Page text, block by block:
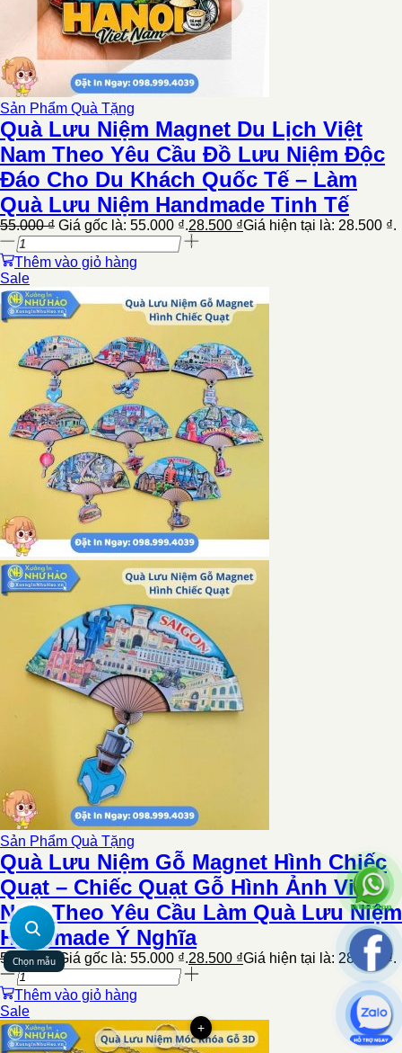
Sản Phẩm Quà Tặng
Quà Lưu Niệm Magnet Du Lịch Việt
Nam Theo Yêu Cầu Đồ Lưu Niệm Độc
Đáo Cho Du Khách Quốc Tế – Làm
Quà Lưu Niệm Handmade Tinh Tế
55.000₫ Giá gốc là: 55.000 ₫.28.500 ₫Giá hiện tại là: 28.500 ₫.
Thêm vào giỏ hàng
Sale
Sản Phẩm Quà Tặng
Quà Lưu Niệm Gỗ Magnet Hình Chiếc
Quạt – Chiếc Quạt Gỗ Hình Ảnh Việt
Nam Theo Yêu Cầu Làm Quà Lưu Niệm
Handmade Ý Nghĩa
55.000₫ Giá gốc là: 55.000 ₫.28.500 ₫Giá hiện tại là: 28.500 ₫.
Thêm vào giỏ hàng
Sale
Chọn mẫu
+